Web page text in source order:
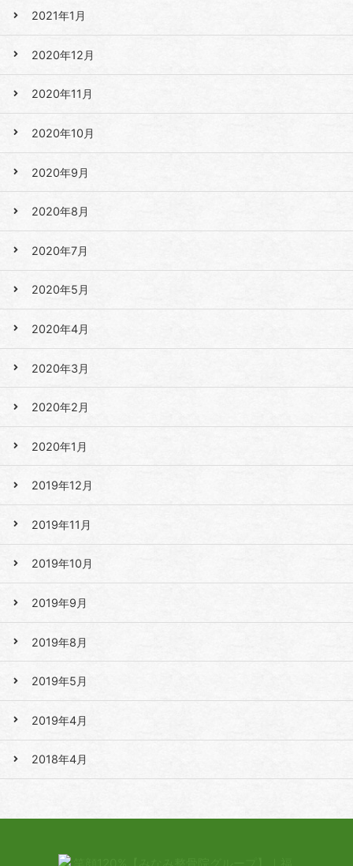
2021年1月
2020年12月
2020年11月
2020年10月
2020年9月
2020年8月
2020年7月
2020年5月
2020年4月
2020年3月
2020年2月
2020年1月
2019年12月
2019年11月
2019年10月
2019年9月
2019年8月
2019年5月
2019年4月
2018年4月